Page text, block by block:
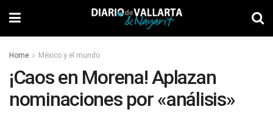
Home México y el mundo
¡Caos en Morena! Aplazan
nominaciones por «análisis»